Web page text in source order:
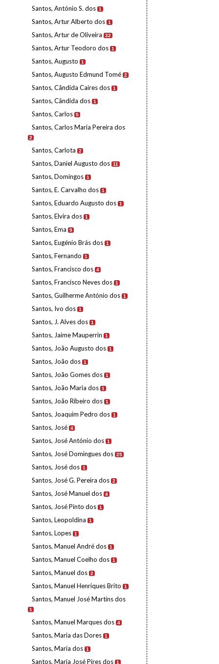
Santos, António S. dos 1
Santos, Artur Alberto dos 1
Santos, Artur de Oliveira 32
Santos, Artur Teodoro dos 1
Santos, Augusto 1
Santos, Augusto Edmund Tomé 2
Santos, Cândida Caires dos 1
Santos, Cândida dos 1
Santos, Carlos 5
Santos, Carlos Maria Pereira dos
2
Santos, Carlota 2
Santos, Daniel Augusto dos 11
Santos, Domingos 1
Santos, E. Carvalho dos 1
Santos, Eduardo Augusto dos 1
Santos, Elvira dos 1
Santos, Ema 9
Santos, Eugénio Brás dos 1
Santos, Fernando 1
Santos, Francisco dos 4
Santos, Francisco Neves dos 1
Santos, Guilherme António dos 1
Santos, Ivo dos 1
Santos, J. Alves dos 1
Santos, Jaime Mauperrin 1
Santos, João Augusto dos 1
Santos, João dos 1
Santos, João Gomes dos 1
Santos, João Maria dos 1
Santos, João Ribeiro dos 1
Santos, Joaquim Pedro dos 1
Santos, José 4
Santos, José António dos 1
Santos, José Domingues dos 25
Santos, José dos 1
Santos, José G. Pereira dos 2
Santos, José Manuel dos 4
Santos, José Pinto dos 1
Santos, Leopoldina 1
Santos, Lopes 1
Santos, Manuel André dos 1
Santos, Manuel Coelho dos 1
Santos, Manuel dos 2
Santos, Manuel Henriques Brito 1
Santos, Manuel José Martins dos
1
Santos, Manuel Marques dos 4
Santos, Maria das Dores 1
Santos, Maria dos 1
Santos, Maria José Pires dos 1